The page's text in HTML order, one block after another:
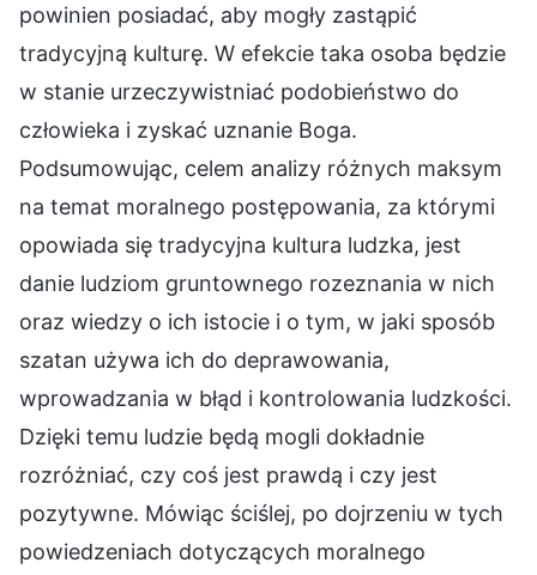
powinien posiadać, aby mogły zastąpić
tradycyjną kulturę. W efekcie taka osoba będzie
w stanie urzeczywistniać podobieństwo do
człowieka i zyskać uznanie Boga.
Podsumowując, celem analizy różnych maksym
na temat moralnego postępowania, za którymi
opowiada się tradycyjna kultura ludzka, jest
danie ludziom gruntownego rozeznania w nich
oraz wiedzy o ich istocie i o tym, w jaki sposób
szatan używa ich do deprawowania,
wprowadzania w błąd i kontrolowania ludzkości.
Dzięki temu ludzie będą mogli dokładnie
rozróżniać, czy coś jest prawdą i czy jest
pozytywne. Mówiąc ściślej, po dojrzeniu w tych
powiedzeniach dotyczących moralnego